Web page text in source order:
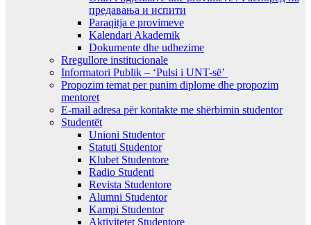
предавањa и испити
Paraqitja e provimeve
Kalendari Akademik
Dokumente dhe udhezime
Rregullore institucionale
Informatori Publik – ‘Pulsi i UNT-së’
Propozim temat per punim diplome dhe propozim
mentoret
E-mail adresa për kontakte me shërbimin studentor
Studentët
Unioni Studentor
Statuti Studentor
Klubet Studentore
Radio Studenti
Revista Studentore
Alumni Studentor
Kampi Studentor
Aktivitetet Studentore